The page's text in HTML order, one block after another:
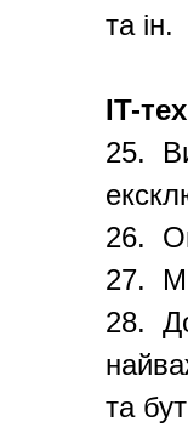
та ін.
IT-
25.
26.
27.
28.
та